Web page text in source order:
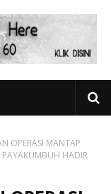
OPERASI MANTAP
HADIR